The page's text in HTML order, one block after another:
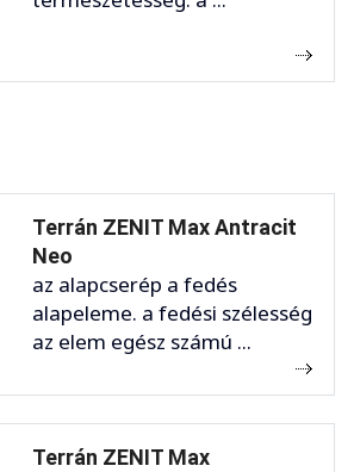
Terrán ZENIT Max Antracit
Neo
az alapcserép a fedés
alapeleme. a fedési szélesség
az elem egész számú ...
Terrán ZENIT Max